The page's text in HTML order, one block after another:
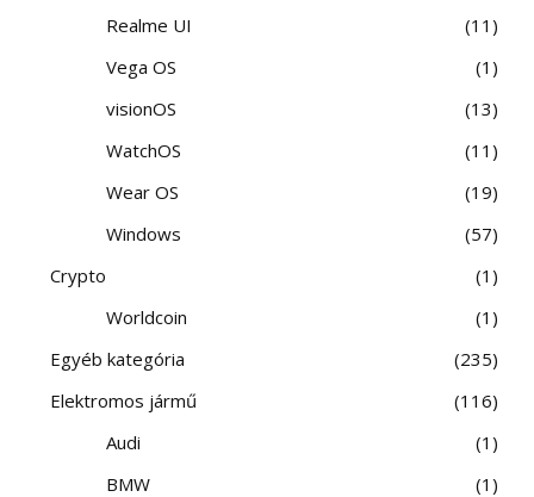
Realme UI
11
Vega OS
1
visionOS
13
WatchOS
11
Wear OS
19
Windows
57
Crypto
1
Worldcoin
1
Egyéb kategória
235
Elektromos jármű
116
Audi
1
BMW
1